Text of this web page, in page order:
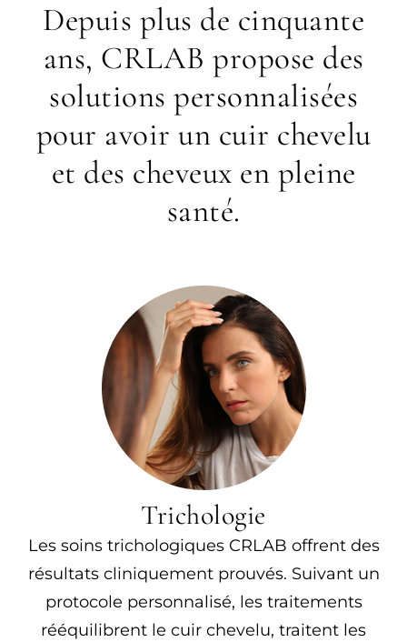
Depuis plus de cinquante
ans, CRLAB propose des
solutions personnalisées
pour avoir un cuir chevelu
et des cheveux en pleine
santé.
Trichologie
Les soins trichologiques CRLAB offrent des
résultats cliniquement prouvés. Suivant un
protocole personnalisé, les traitements
rééquilibrent le cuir chevelu, traitent les